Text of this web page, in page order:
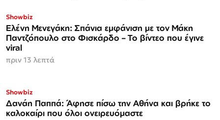
Showbiz
Ελένη Μενεγάκη: Σπάνια εμφάνιση με τον Μάκη
Παντζόπουλο στο Φισκάρδο – Το βίντεο που έγινε
viral
πριν 13 λεπτά
Showbiz
Δανάη Παππά: Άφησε πίσω την Αθήνα και βρήκε το
καλοκαίρι που όλοι ονειρευόμαστε